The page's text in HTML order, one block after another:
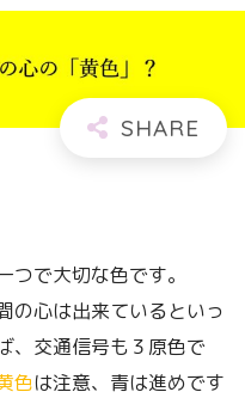
で大切な色です。
の心は出来ているといっ
、交通信号も３原色で
色は注意、青は進めです